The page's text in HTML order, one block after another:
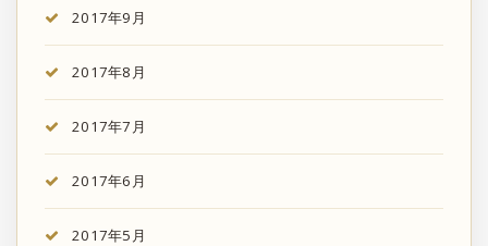
2017年9月
2017年8月
2017年7月
2017年6月
2017年5月